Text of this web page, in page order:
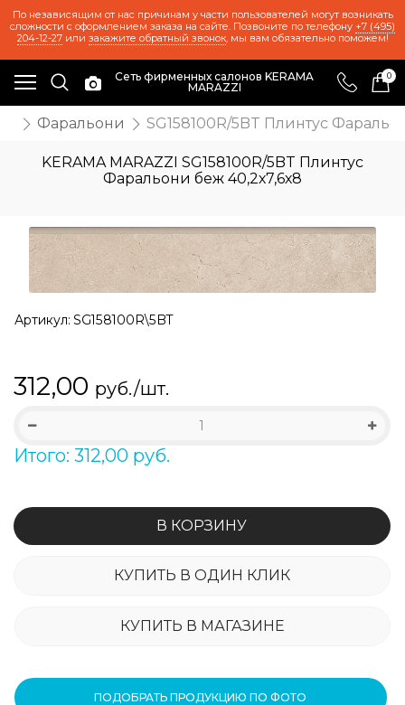
По независящим от нас причинам у части пользователей могут возникать
сложности с оформлением заказа на сайте. Позвоните по телефону +7 (495)
204-12-27или закажите обратный звонок, мы вам обязательно поможем!
Сеть фирменных салонов KERAMA
MARAZZI
0
Фаральони SG158100R/5BT Плинтус
KERAMA MARAZZI SG158100R/5BT Плинтус
Фаральони беж 40,2х7,6х8
Артикул: SG158100R\5BT
312,00 руб./шт.
Итого: 312,00 руб.
В КОРЗИНУ
КУПИТЬ В ОДИН КЛИК
КУПИТЬ В МАГАЗИНЕ
ПОДОБРАТЬ ПРОДУКЦИЮ ПО ФОТО